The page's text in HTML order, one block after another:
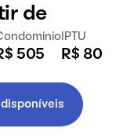
de
505
IPTU
R$ 80